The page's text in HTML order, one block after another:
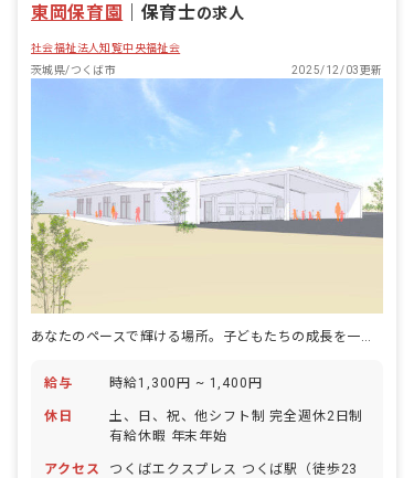
東岡保育園 保育士の求人
社会福祉法人知覧中央福祉会
茨城県/つくば市
2025/12/03更新
給与 時給1,300円 ~ 1,400円
休日
土、日、祝、他シフト制 完全週休2日制
有給休暇 年末年始
アクセス
つくばエクスプレス つくば駅（徒歩23